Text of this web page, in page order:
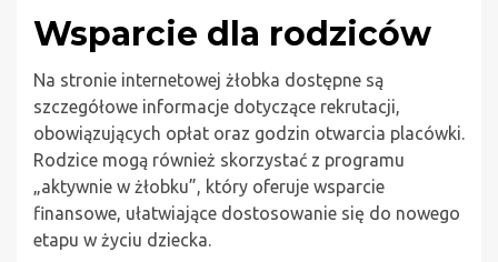
Wsparcie dla rodziców
Na stronie internetowej żłobka dostępne są
szczegółowe informacje dotyczące rekrutacji,
obowiązujących opłat oraz godzin otwarcia placówki.
Rodzice mogą również skorzystać z programu
„aktywnie w żłobku”, który oferuje wsparcie
finansowe, ułatwiające dostosowanie się do nowego
etapu w życiu dziecka.